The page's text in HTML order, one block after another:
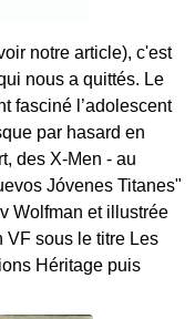
notre article), c'est
nous a quittés. Le
fasciné l’adolescent
par hasard en
des X-Men - au
Jóvenes Titanes"
Wolfman et illustrée
VF sous le titre Les
Héritage puis